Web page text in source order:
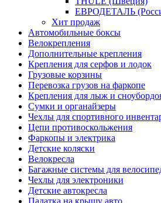
ЕВРОДЕТАЛЬ
Хит продаж
Автомобильные боксы
Велокрепления
Дополнительные крепления
Крепления для серфов и лодок
Грузовые корзины
Перевозка грузов на фаркопе
Крепления для лыж и
Сумки и органайзеры
Чехлы для спортивного
Цепи противоскольжения
Фаркопы и электрика
Детские коляски
Велокресла
Багажные системы для
Чехлы для электроники
Детские автокресла
Палатка на крышу авто